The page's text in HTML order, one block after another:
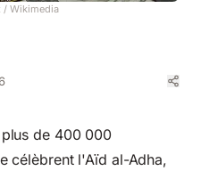
/ Wikimedia
de 400 000
célèbrent l'Aïd al-Adha,